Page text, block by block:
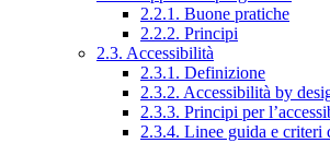
2.2.1. Buone pratiche
2.2.2. Principi
2.3. Accessibilità
2.3.1. Definizione
2.3.2. Accessibilità by
2.3.3. Principi per
2.3.4. Linee guida e criteri